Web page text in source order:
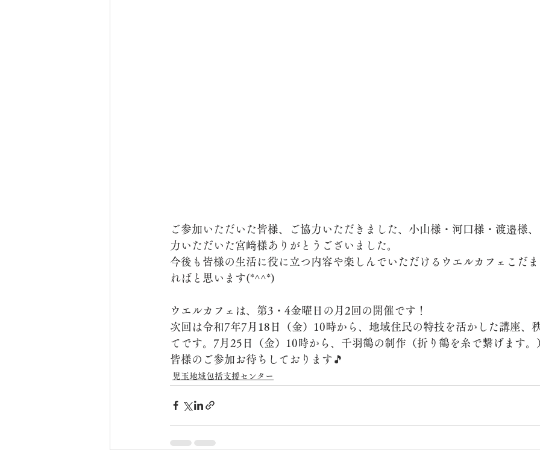
ご参加いただいた皆様、ご協力いただきました、小山様・河口様・渡邉様
力いただいた宮﨑様ありがとうございました。
今後も皆様の生活に役に立つ内容や楽しんでいただけるウエルカフェこだ
ればと思います(*^^*)
ウエルカフェは、第3・4金曜日の月2回の開催です！
次回は令和7年7月18日（金）10時から、地域住民の特技を活かした講座、
てです。7月25日（金）10時から、千羽鶴の制作（折り鶴を糸で繋げます。
皆様のご参加お待ちしております🎵
児玉地域包括支援センター